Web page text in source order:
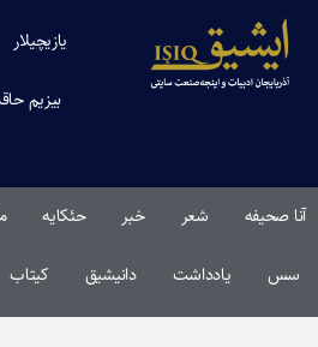
یازیچیلار
بیزیم
آنا صحیفه شعر خبر حئکایه
سس یادداشت دانیشیق کیتاب